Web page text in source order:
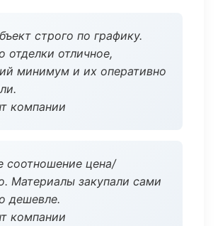
строго по графику.
отделки отличное,
минимум и их оперативно
компании
соотношение цена/
Материалы закупали сами
дешевле.
компании